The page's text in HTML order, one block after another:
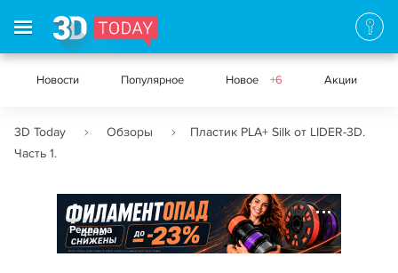
Новости Популярное Новое +6 Акции
3D Today Обзоры
Пластик PLA+ Silk от LIDER-3D.
Часть 1.
Реклама